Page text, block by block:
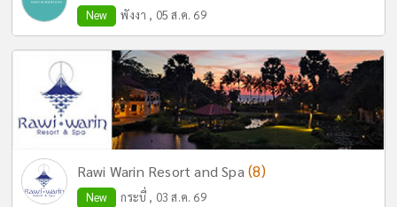
New พังงา , 05 ส.ค. 69
Rawi Warin Resort and Spa(8)
New กระบี่ , 03 ส.ค. 69